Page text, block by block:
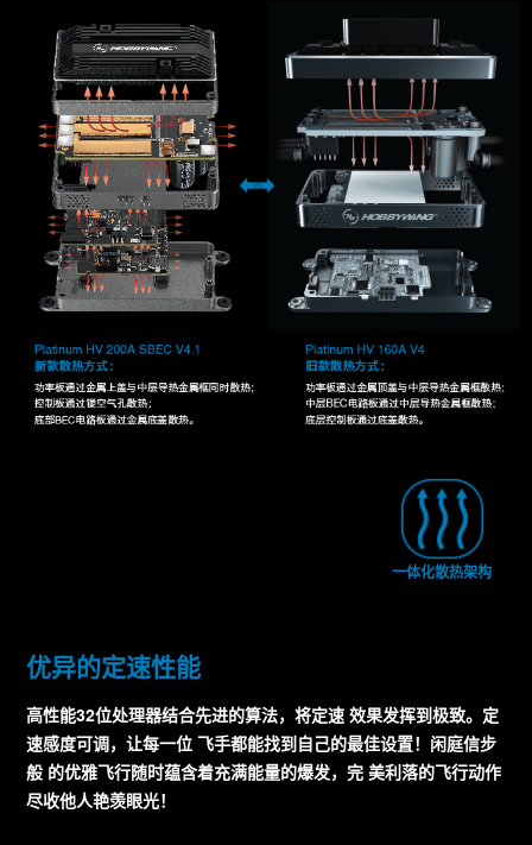
一体化散热架构
优异的定速性能
高性能32位处理器结合先进的算法，将定速 效果发挥到极致。定
速感度可调，让每一位 飞手都能找到自己的最佳设置！闲庭信步
般 的优雅飞行随时蕴含着充满能量的爆发，完 美利落的飞行动作
尽收他人艳羡眼光！